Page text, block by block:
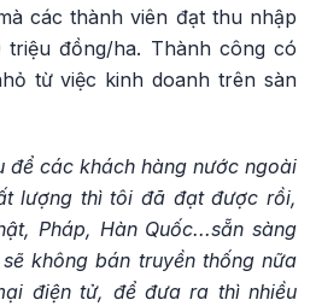
các thành viên đạt thu nhập
đồng/ha. Thành công có
từ việc kinh doanh trên sàn
để các khách hàng nước ngoài
lượng thì tôi đã đạt được rồi,
Pháp, Hàn Quốc...sẵn sàng
không bán truyền thống nữa
điện tử, để đưa ra thì nhiều